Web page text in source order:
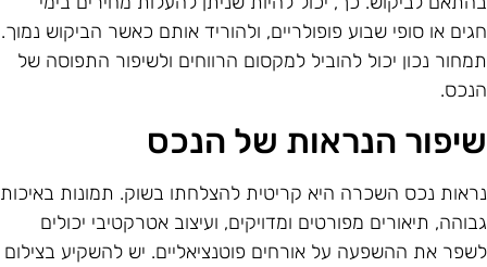
או סופי שבוע פופולריים, ולהוריד אותם כאשר הביקוש נמוך.
נכון יכול להוביל למקסום הרווחים ולשיפור התפוסה של
הנראות של הנכס
נכס השכרה היא קריטית להצלחתו בשוק. תמונות באיכות
תיאורים מפורטים ומדויקים, ועיצוב אטרקטיבי יכולים
את ההשפעה על אורחים פוטנציאליים. יש להשקיע בצילום